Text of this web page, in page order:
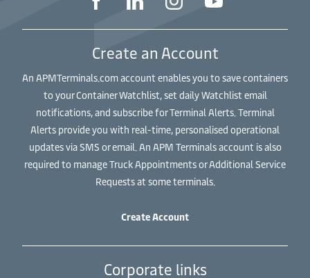
Create an Account
An APMTerminals.com account enables you to save containers
to your Container Watchlist, set daily Watchlist email
notifications, and subscribe for Terminal Alerts. Terminal
Alerts provide you with real-time, personalised operational
updates via SMS or email. An APM Terminals account is also
required to manage Truck Appointments or Additional Service
Requests at some terminals.
Create Account
Corporate links